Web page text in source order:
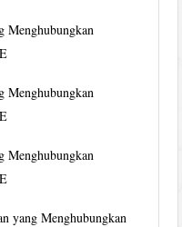
Menghubungkan
Menghubungkan
Menghubungkan
yang Menghubungkan